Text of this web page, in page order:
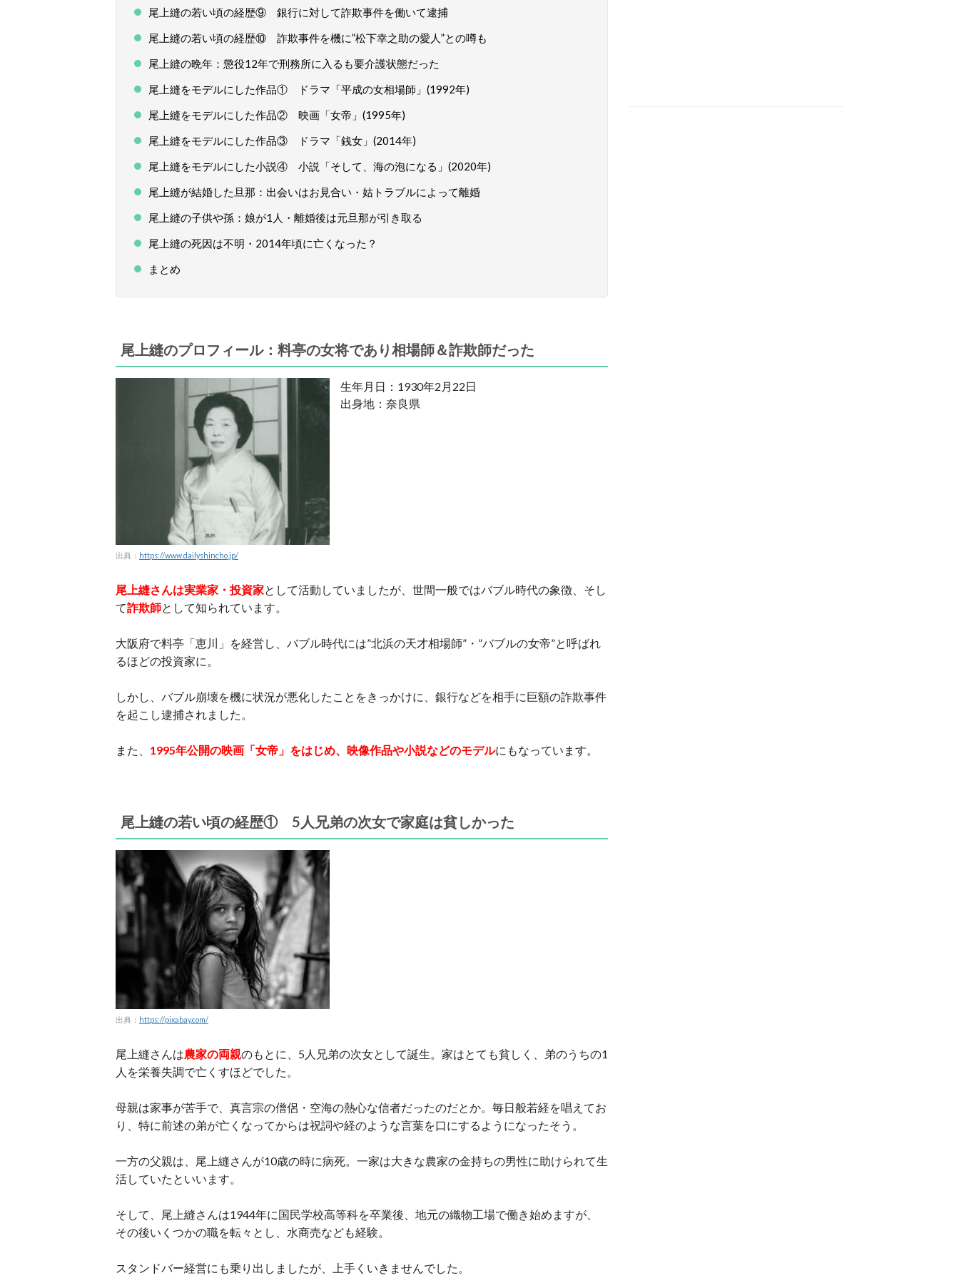
尾上縫の若い頃の経歴⑨ 銀行に対して詐欺事件を働いて逮捕
尾上縫の若い頃の経歴⑩ 詐欺事件を機に”松下幸之助の愛人”との噂も
尾上縫の晩年：懲役12年で刑務所に入るも要介護状態だった
尾上縫をモデルにした作品① ドラマ「平成の女相場師」(1992年)
尾上縫をモデルにした作品② 映画「女帝」(1995年)
尾上縫をモデルにした作品③ ドラマ「銭女」(2014年)
尾上縫をモデルにした小説④ 小説「そして、海の泡になる」(2020年)
尾上縫が結婚した旦那：出会いはお見合い・姑トラブルによって離婚
尾上縫の子供や孫：娘が1人・離婚後は元旦那が引き取る
尾上縫の死因は不明・2014年頃に亡くなった？
まとめ
尾上縫のプロフィール：料亭の女将であり相場師＆詐欺師だった
出典： https://www.dailyshincho.jp/
生年月日：1930年2月22日
出身地：奈良県
尾上縫さんは実業家・投資家として活動していましたが、世間一般ではバブル時代の象徴、そし
て詐欺師として知られています。
大阪府で料亭「恵川」を経営し、バブル時代には”北浜の天才相場師”・”バブルの女帝”と呼ばれ
るほどの投資家に。
しかし、バブル崩壊を機に状況が悪化したことをきっかけに、銀行などを相手に巨額の詐欺事件
を起こし逮捕されました。
また、 1995年公開の映画「女帝」をはじめ、映像作品や小説などのモデルにもなっています。
尾上縫の若い頃の経歴① 5人兄弟の次女で家庭は貧しかった
出典： https://pixabay.com/
尾上縫さんは農家の両親のもとに、5人兄弟の次女として誕生。家はとても貧しく、弟のうちの1
人を栄養失調で亡くすほどでした。
母親は家事が苦手で、真言宗の僧侶・空海の熱心な信者だったのだとか。毎日般若経を唱えてお
り、特に前述の弟が亡くなってからは祝詞や経のような言葉を口にするようになったそう。
一方の父親は、尾上縫さんが10歳の時に病死。一家は大きな農家の金持ちの男性に助けられて生
活していたといいます。
そして、尾上縫さんは1944年に国民学校高等科を卒業後、地元の織物工場で働き始めますが、
その後いくつかの職を転々とし、水商売なども経験。
スタンドバー経営にも乗り出しましたが、上手くいきませんでした。